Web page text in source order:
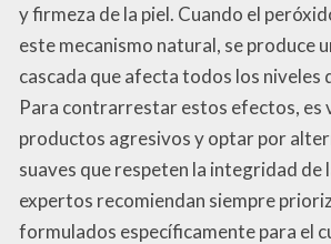
y firmeza de la piel. Cuando el
este mecanismo natural, se produce
cascada que afecta todos los niveles
Para contrarrestar estos efectos, es
productos agresivos y optar por
suaves que respeten la integridad de
expertos recomiendan siempre
formulados específicamente para el